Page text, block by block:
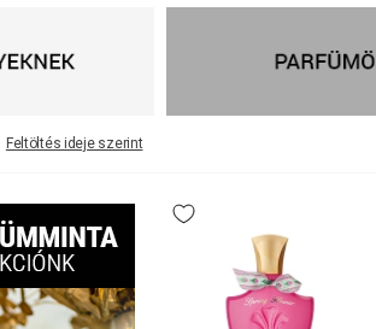
Feltöltés ideje szerint